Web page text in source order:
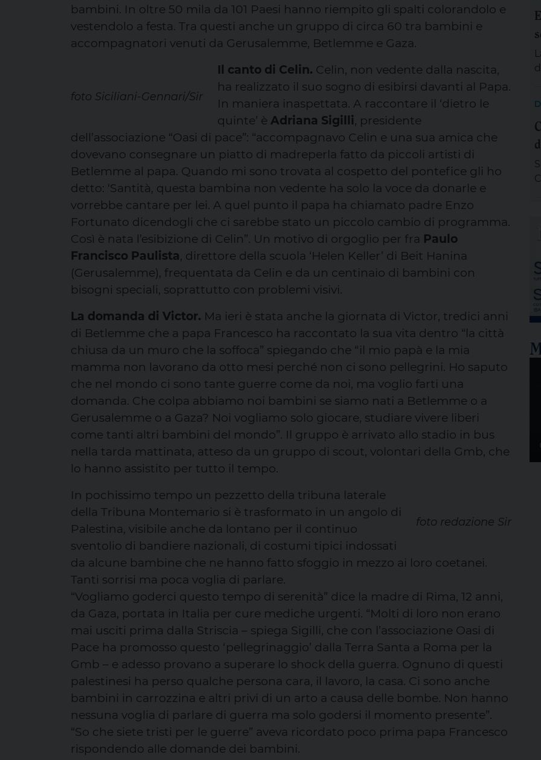
bambini. In oltre 50 mila da 101 Paesi hanno riempito gli spalti colorandolo e
vestendolo a festa. Tra questi anche un gruppo di circa 60 tra bambini e
accompagnatori venuti da Gerusalemme, Betlemme e Gaza.
foto Siciliani-Gennari/Sir
Il canto di Celin. Celin, non vedente dalla nascita,
ha realizzato il suo sogno di esibirsi davanti al Papa.
In maniera inaspettata. A raccontare il ‘dietro le
quinte’ è Adriana Sigilli, presidente
dell’associazione “Oasi di pace”: “accompagnavo Celin e una sua amica che
dovevano consegnare un piatto di madreperla fatto da piccoli artisti di
Betlemme al papa. Quando mi sono trovata al cospetto del pontefice gli ho
detto: ‘Santità, questa bambina non vedente ha solo la voce da donarle e
vorrebbe cantare per lei. A quel punto il papa ha chiamato padre Enzo
Fortunato dicendogli che ci sarebbe stato un piccolo cambio di programma.
Così è nata l’esibizione di Celin”. Un motivo di orgoglio per fra Paulo
Francisco Paulista, direttore della scuola ‘Helen Keller’ di Beit Hanina
(Gerusalemme), frequentata da Celin e da un centinaio di bambini con
bisogni speciali, soprattutto con problemi visivi.
La domanda di Victor. Ma ieri è stata anche la giornata di Victor, tredici anni
di Betlemme che a papa Francesco ha raccontato la sua vita dentro “la città
chiusa da un muro che la soffoca” spiegando che “il mio papà e la mia
mamma non lavorano da otto mesi perché non ci sono pellegrini. Ho saputo
che nel mondo ci sono tante guerre come da noi, ma voglio farti una
domanda. Che colpa abbiamo noi bambini se siamo nati a Betlemme o a
Gerusalemme o a Gaza? Noi vogliamo solo giocare, studiare vivere liberi
come tanti altri bambini del mondo”. Il gruppo è arrivato allo stadio in bus
nella tarda mattinata, atteso da un gruppo di scout, volontari della Gmb, che
lo hanno assistito per tutto il tempo.
foto redazione Sir
In pochissimo tempo un pezzetto della tribuna laterale
della Tribuna Montemario si è trasformato in un angolo di
Palestina, visibile anche da lontano per il continuo
sventolio di bandiere nazionali, di costumi tipici indossati
da alcune bambine che ne hanno fatto sfoggio in mezzo ai loro coetanei.
Tanti sorrisi ma poca voglia di parlare.
“Vogliamo goderci questo tempo di serenità” dice la madre di Rima, 12 anni,
da Gaza, portata in Italia per cure mediche urgenti. “Molti di loro non erano
mai usciti prima dalla Striscia – spiega Sigilli, che con l’associazione Oasi di
Pace ha promosso questo ‘pellegrinaggio’ dalla Terra Santa a Roma per la
Gmb – e adesso provano a superare lo shock della guerra. Ognuno di questi
palestinesi ha perso qualche persona cara, il lavoro, la casa. Ci sono anche
bambini in carrozzina e altri privi di un arto a causa delle bombe. Non hanno
nessuna voglia di parlare di guerra ma solo godersi il momento presente”.
“So che siete tristi per le guerre” aveva ricordato poco prima papa Francesco
rispondendo alle domande dei bambini.